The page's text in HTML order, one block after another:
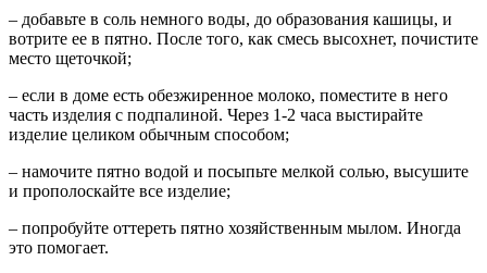
– добавьте в соль немного воды, до образования кашицы, и
вотрите ее в пятно. После того, как смесь высохнет, почистите
место щеточкой;
– если в доме есть обезжиренное молоко, поместите в него
часть изделия с подпалиной. Через 1-2 часа выстирайте
изделие целиком обычным способом;
– намочите пятно водой и посыпьте мелкой солью, высушите
и прополоскайте все изделие;
– попробуйте оттереть пятно хозяйственным мылом. Иногда
это помогает.